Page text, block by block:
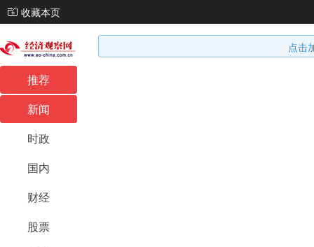
收藏本页
推荐
新闻
时政
国内
财经
股票
点击